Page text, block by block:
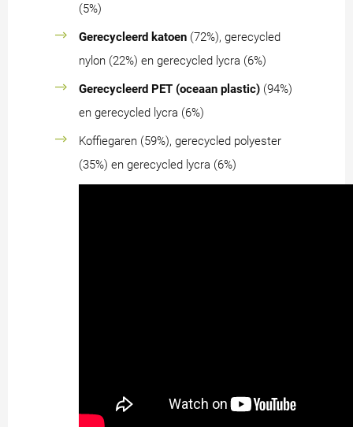
(5%)
Gerecycleerd katoen (72%), gerecycled
nylon (22%) en gerecycled lycra (6%)
Gerecycleerd PET (oceaan plastic) (94%)
en gerecycled lycra (6%)
Koffiegaren (59%), gerecycled polyester
(35%) en gerecycled lycra (6%)